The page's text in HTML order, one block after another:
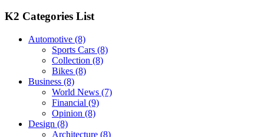
K2 Categories List
Automotive (8)
Sports Cars (8)
Collection (8)
Bikes (8)
Business (8)
World News (7)
Financial (9)
Opinion (8)
Design (8)
Architecture (8)